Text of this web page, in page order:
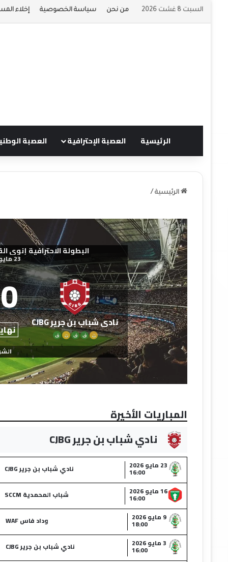
السبت 8 غشت 2026 من نحن سياسة الخصوصية إخلاء
الرئيسية العصبة الإحترافية العصبة
الرئيسية /
البطولة الاحترافية إنوي القسم
23 مايو 2026
نادي شباب بن جرير CJBG
ت ف ف ت ف
0
المباريات الأخيرة
نادي شباب بن جرير CJBG
23 مايو 2026
16:00
نادي شباب بن جرير CJBG
16 مايو 2026
16:00
شباب المحمدية SCCM
9 مايو 2026
18:00
وداد فاس WAF
3 مايو 2026
16:00
نادي شباب بن جرير CJBG